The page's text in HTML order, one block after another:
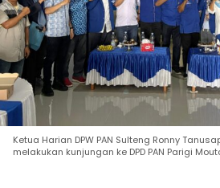
Ketua Harian DPW PAN Sulteng Ronny
melakukan kunjungan ke DPD PAN Parigi